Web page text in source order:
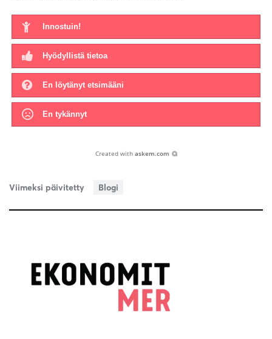
Innostuin!
Hyödyllistä tietoa
En löytänyt etsimääni
En tykännyt
Created with askem.com
Viimeksi päivitetty Blogi